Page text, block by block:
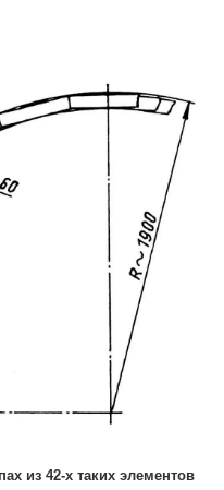
из 42-х таких элементов